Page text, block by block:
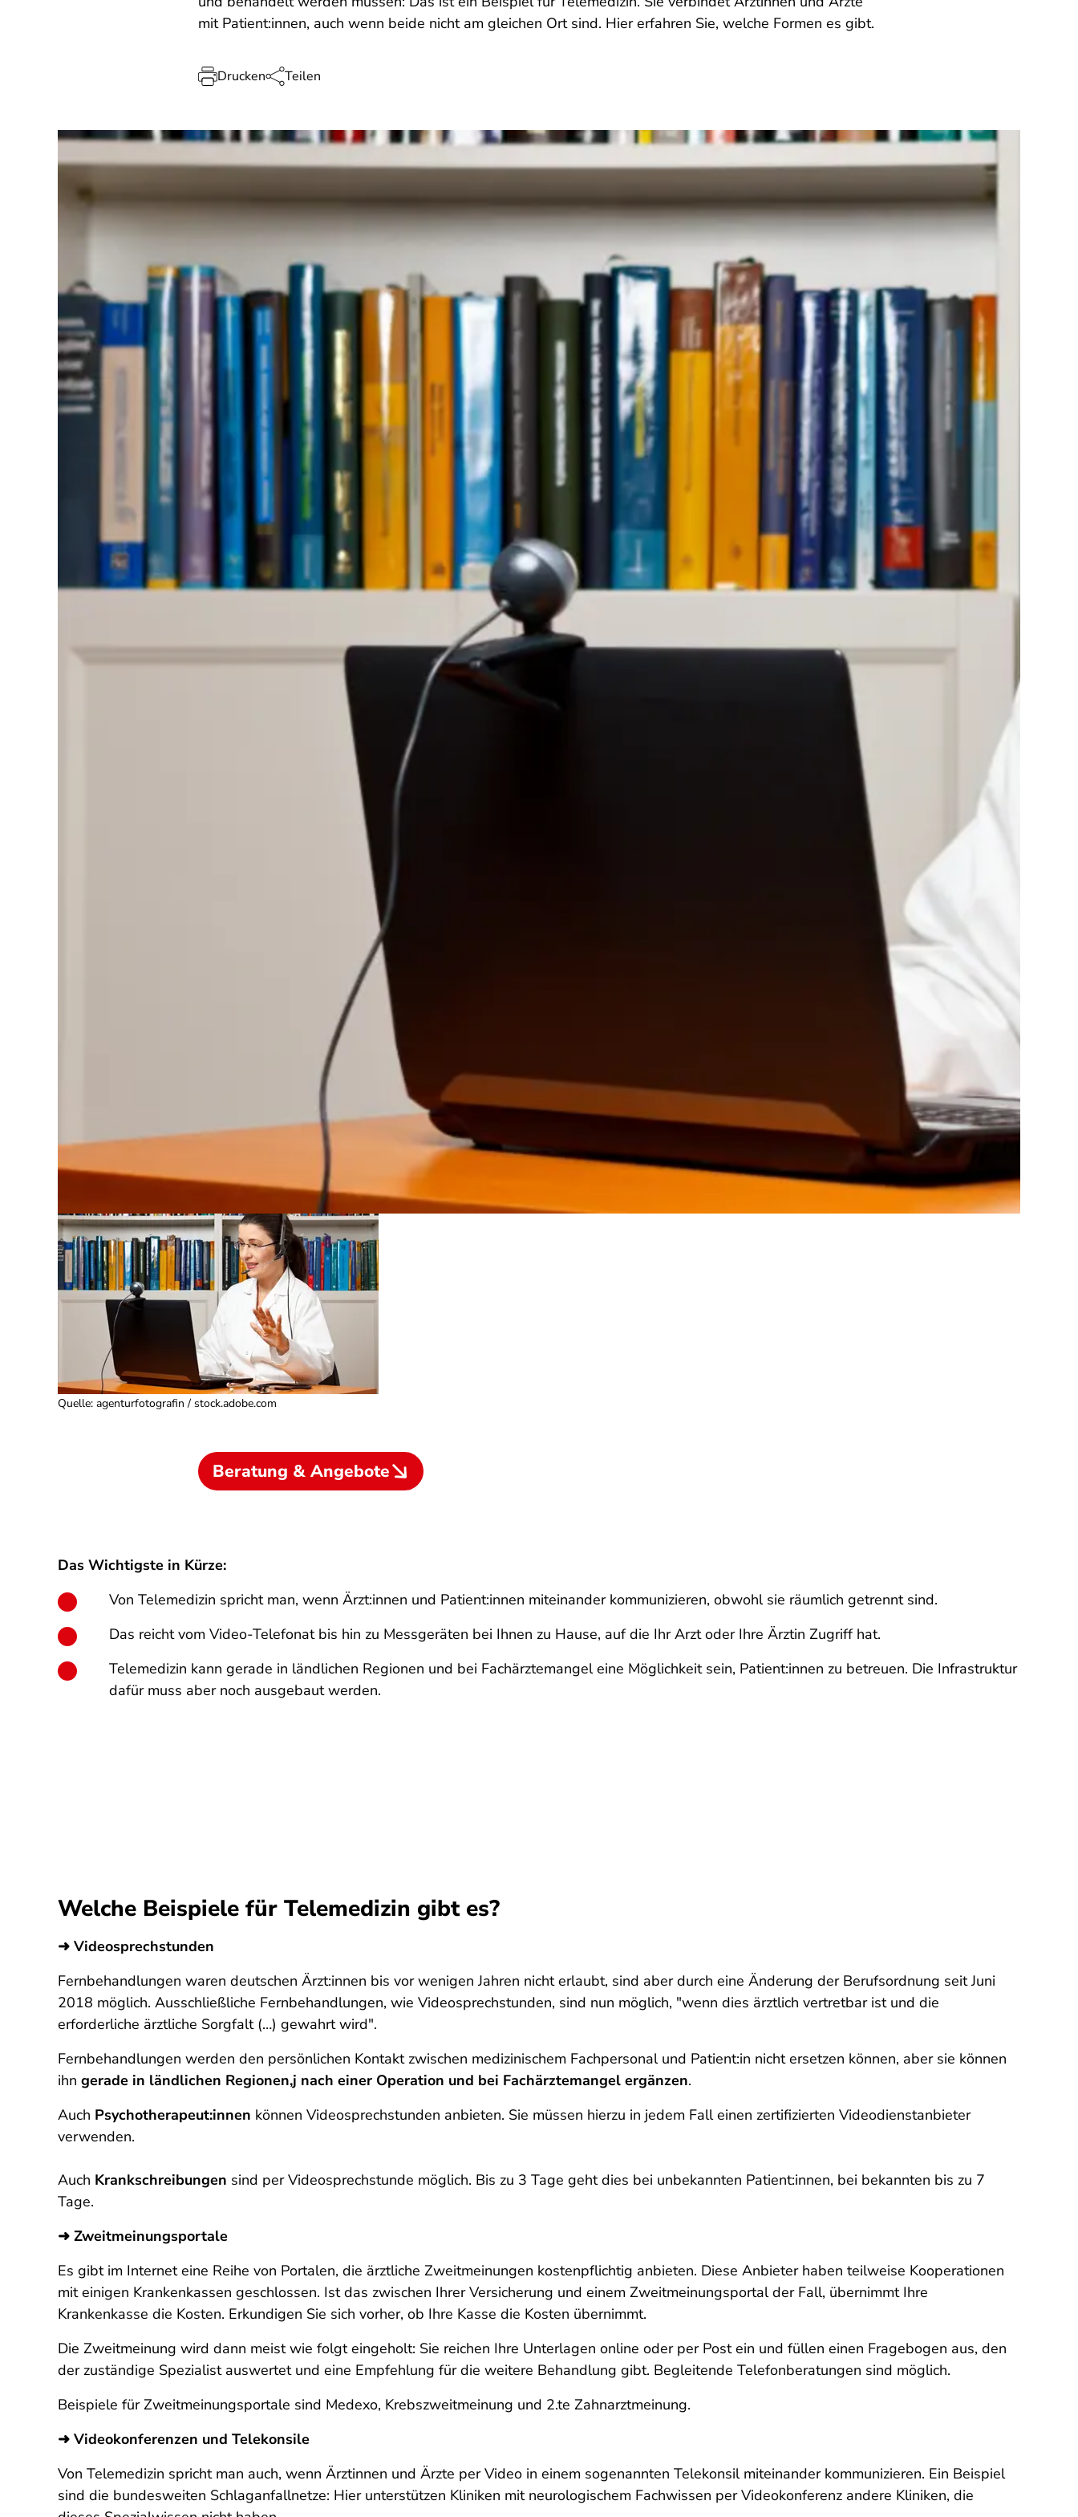
mit Patient:innen, auch wenn beide nicht am gleichen Ort sind. Hier erfahren Sie, welche Formen es gibt.
Drucken Teilen
Quelle: agenturfotografin / stock.adobe.com
Beratung & Angebote
Das Wichtigste in Kürze:
Von Telemedizin spricht man, wenn Ärzt:innen und Patient:innen miteinander kommunizieren, obwohl sie räumlich getrennt sind.
Das reicht vom Video-Telefonat bis hin zu Messgeräten bei Ihnen zu Hause, auf die Ihr Arzt oder Ihre Ärztin Zugriff hat.
Telemedizin kann gerade in ländlichen Regionen und bei Fachärztemangel eine Möglichkeit sein, Patient:innen zu betreuen. Die Infrastruktur
dafür muss aber noch ausgebaut werden.
Welche Beispiele für Telemedizin gibt es?
➜ Videosprechstunden
Fernbehandlungen waren deutschen Ärzt:innen bis vor wenigen Jahren nicht erlaubt, sind aber durch eine Änderung der Berufsordnung seit Juni
2018 möglich. Ausschließliche Fernbehandlungen, wie Videosprechstunden, sind nun möglich, "wenn dies ärztlich vertretbar ist und die
erforderliche ärztliche Sorgfalt (…) gewahrt wird".
Fernbehandlungen werden den persönlichen Kontakt zwischen medizinischem Fachpersonal und Patient:in nicht ersetzen können, aber sie können
ihn gerade in ländlichen Regionen,j nach einer Operation und bei Fachärztemangel ergänzen.
Auch Psychotherapeut:innen können Videosprechstunden anbieten. Sie müssen hierzu in jedem Fall einen zertifizierten Videodienstanbieter
verwenden.
Auch Krankschreibungen sind per Videosprechstunde möglich. Bis zu 3 Tage geht dies bei unbekannten Patient:innen, bei bekannten bis zu 7
Tage.
➜ Zweitmeinungsportale
Es gibt im Internet eine Reihe von Portalen, die ärztliche Zweitmeinungen kostenpflichtig anbieten. Diese Anbieter haben teilweise Kooperationen
mit einigen Krankenkassen geschlossen. Ist das zwischen Ihrer Versicherung und einem Zweitmeinungsportal der Fall, übernimmt Ihre
Krankenkasse die Kosten. Erkundigen Sie sich vorher, ob Ihre Kasse die Kosten übernimmt.
Die Zweitmeinung wird dann meist wie folgt eingeholt: Sie reichen Ihre Unterlagen online oder per Post ein und füllen einen Fragebogen aus, den
der zuständige Spezialist auswertet und eine Empfehlung für die weitere Behandlung gibt. Begleitende Telefonberatungen sind möglich.
Beispiele für Zweitmeinungsportale sind Medexo, Krebszweitmeinung und 2.te Zahnarztmeinung.
➜ Videokonferenzen und Telekonsile
Von Telemedizin spricht man auch, wenn Ärztinnen und Ärzte per Video in einem sogenannten Telekonsil miteinander kommunizieren. Ein Beispiel
sind die bundesweiten Schlaganfallnetze: Hier unterstützen Kliniken mit neurologischem Fachwissen per Videokonferenz andere Kliniken, die